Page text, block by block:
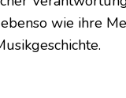
wie ihre